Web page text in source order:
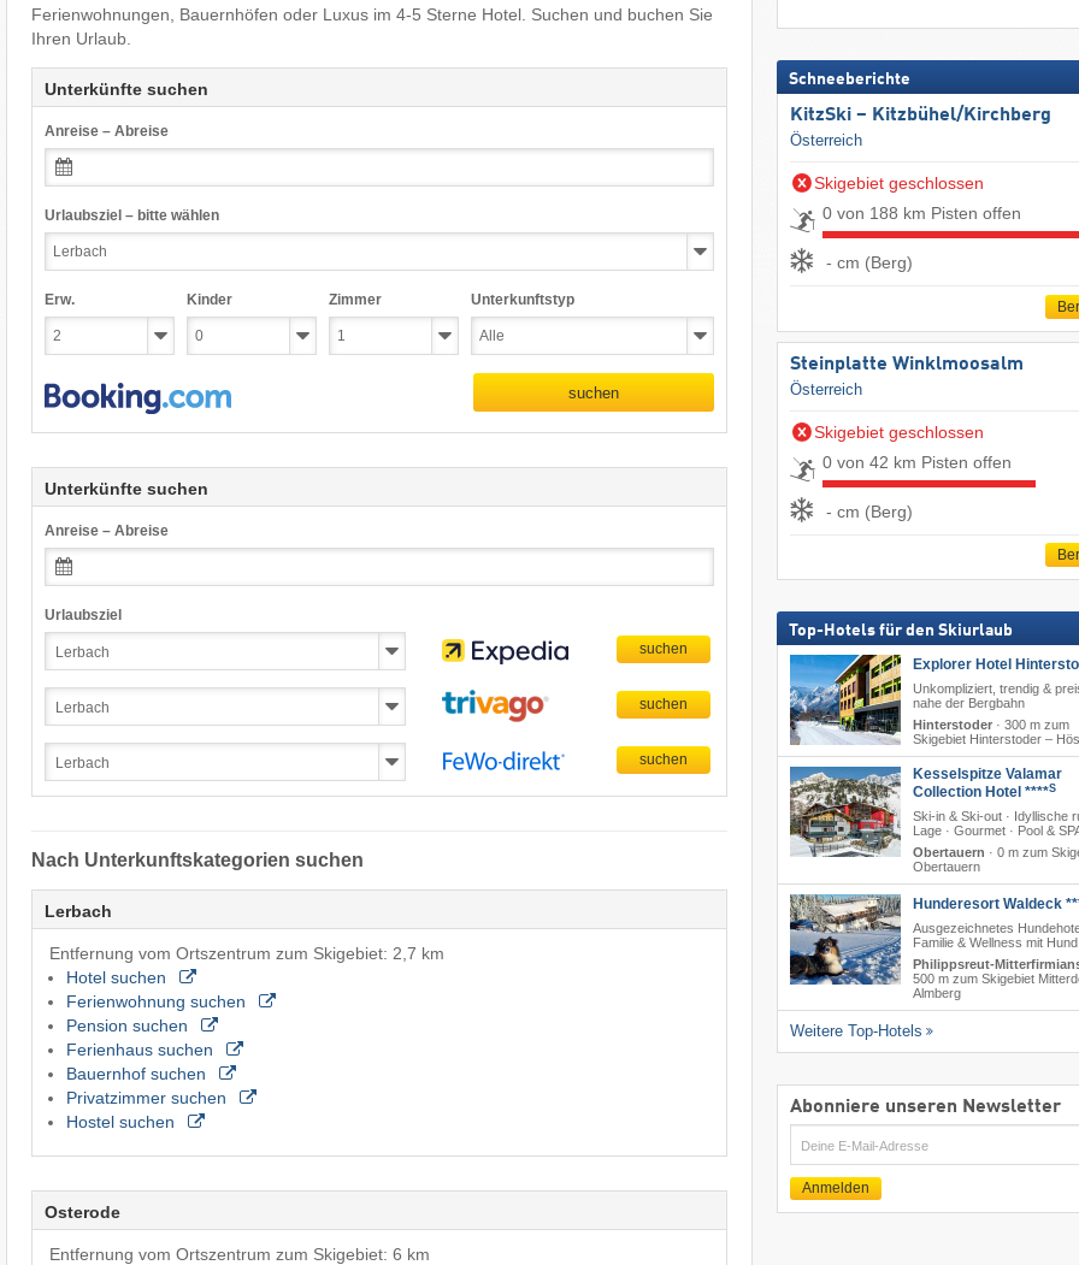
Ferienwohnungen, Bauernhöfen oder Luxus im 4-5 Sterne Hotel. Suchen und buchen Sie
Ihren Urlaub.
Unterkünfte suchen
Anreise – Abreise
Urlaubsziel – bitte wählen
Erw. Kinder Zimmer Unterkunftstyp
suchen
Unterkünfte suchen
Anreise – Abreise
Urlaubsziel
Nach Unterkunftskategorien suchen
Lerbach
Entfernung vom Ortszentrum zum Skigebiet: 2,7 km
Hotel suchen
Ferienwohnung suchen
Pension suchen
Ferienhaus suchen
Bauernhof suchen
Privatzimmer suchen
Hostel suchen
Osterode
Entfernung vom Ortszentrum zum Skigebiet: 6 km
Schneeberichte
KitzSki – Kitzbühel/​Kirchberg
Österreich
Skigebiet geschlossen
0 von 188 km Pisten offen
- cm (Berg)
Steinplatte Winklmoosalm
Österreich
Skigebiet geschlossen
0 von 42 km Pisten offen
- cm (Berg)
Top-Hotels für den Skiurlaub
Explorer Hotel
Unkompliziert, trendig &
nahe der Bergbahn
Hinterstoder· 300 m zum
Skigebiet Hinterstoder –
Kesselspitze Valamar
Collection Hotel ****S
Ski-in & Ski-out · Idyllische
Lage · Gourmet · Pool &
Obertauern · 0 m zum
Obertauern
Hunderesort Waldeck
Ausgezeichnetes
Familie & Wellness mit Hund
Philippsreut-
500 m zum Skigebiet
Almberg
Weitere Top-Hotels
Abonniere unseren Newsletter
E-
Mail
Anmelden